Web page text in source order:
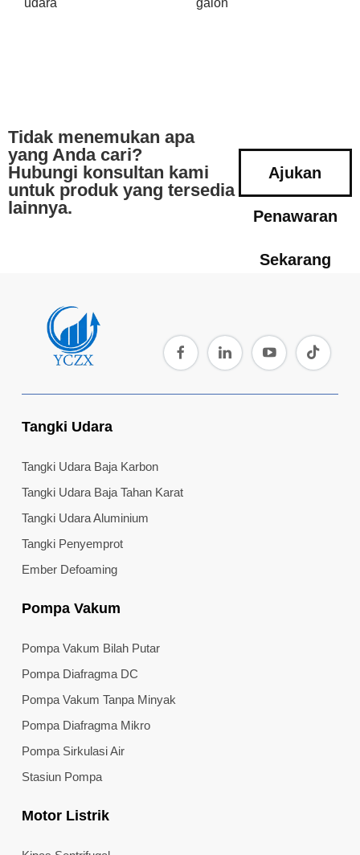
udara
galon
Tidak menemukan apa
yang Anda cari?
Hubungi konsultan kami
untuk produk yang tersedia
lainnya.
Ajukan
Penawaran
Sekarang
Tangki Udara
Tangki Udara Baja Karbon
Tangki Udara Baja Tahan Karat
Tangki Udara Aluminium
Tangki Penyemprot
Ember Defoaming
Pompa Vakum
Pompa Vakum Bilah Putar
Pompa Diafragma DC
Pompa Vakum Tanpa Minyak
Pompa Diafragma Mikro
Pompa Sirkulasi Air
Stasiun Pompa
Motor Listrik